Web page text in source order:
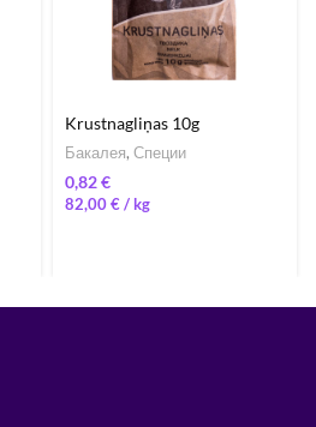
Krustnagliņas 10g
Бакалея, Специи
€
82,00€ /